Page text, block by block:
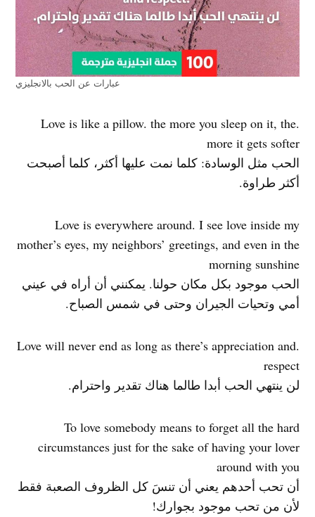
عبارات عن الحب بالانجليزي
.Love is like a pillow. the more you sleep on it, the
more it gets softer
الحب مثل الوسادة: كلما نمت عليها أكثر، كلما أصبحت
أكثر طراوة.
Love is everywhere around. I see love inside my
mother’s eyes, my neighbors’ greetings, and even in the
morning sunshine
الحب موجود بكل مكان حولنا. يمكنني أن أراه في عيني
أمي وتحيات الجيران وحتى في شمس الصباح.
.Love will never end as long as there’s appreciation and
respect
لن ينتهي الحب أبدا طالما هناك تقدير واحترام.
To love somebody means to forget all the hard
circumstances just for the sake of having your lover
around with you
أن تحب أحدهم يعني أن تنسَ كل الظروف الصعبة فقط
لأن من تحب موجود بجوارك!